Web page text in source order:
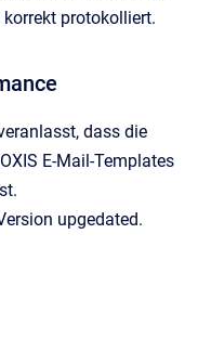
korrekt protokolliert.
dass die
E-Mail-Templates
upgedated.